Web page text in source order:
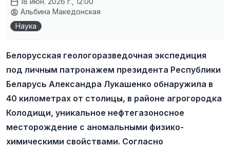
Альбина Македонская
Наука
Белорусская геологоразведочная экспедиция
под личным патронажем президента Республики
Беларусь Александра Лукашенко обнаружила в
40 километрах от столицы, в районе агрогородка
Колодищи, уникальное нефтегазоносное
месторождение с аномальными физико-
химическими свойствами. Согласно